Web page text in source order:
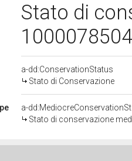
Stato di
a-dd:ConservationStatus
Stato di Conservazione
a-
Stato di conservazione